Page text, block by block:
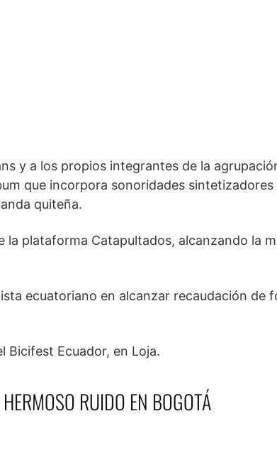
y a los propios integrantes de la
que incorpora sonoridades sintetizadores
quiteña.
plataforma Catapultados, alcanzando la
ecuatoriano en alcanzar recaudación de
Bicifest Ecuador, en Loja.
RUIDO EN BOGOTÁ